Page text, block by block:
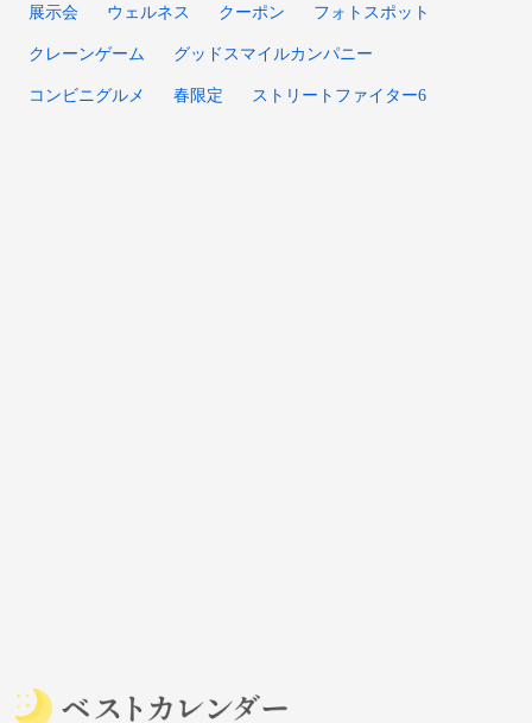
展示会 ウェルネス クーポン フォトスポット
クレーンゲーム グッドスマイルカンパニー
コンビニグルメ 春限定 ストリートファイター6